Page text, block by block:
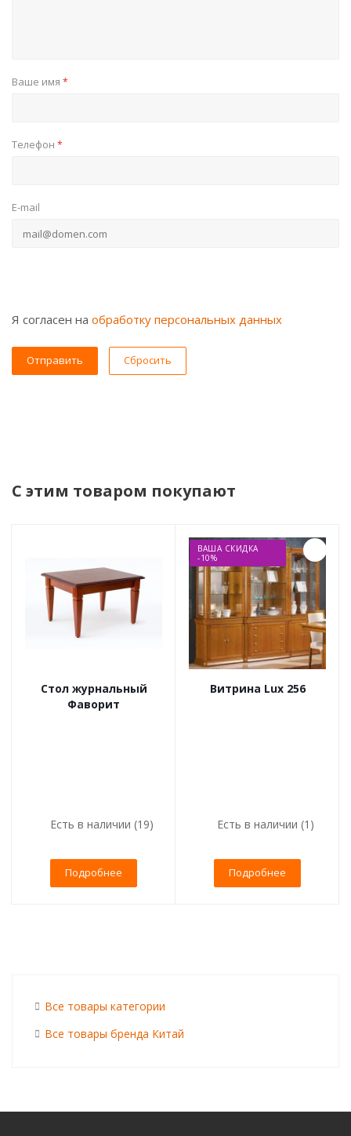
Ваше имя *
Телефон *
E-mail
Я согласен на обработку персональных данных
Сбросить
С этим товаром покупают
Стол журнальный
Фаворит
Есть в наличии (19)
Подробнее
ВАША СКИДКА
-10%
Витрина Lux 256
Есть в наличии (1)
Подробнее
Все товары категории
Все товары бренда Китай